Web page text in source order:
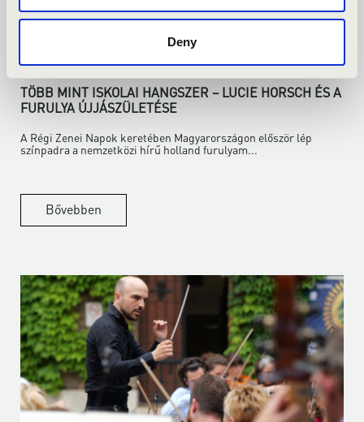
Deny
TÖBB MINT ISKOLAI HANGSZER – LUCIE HORSCH ÉS A
FURULYA ÚJJÁSZÜLETÉSE
A Régi Zenei Napok keretében Magyarországon először lép
színpadra a nemzetközi hírű holland furulyam...
Bővebben